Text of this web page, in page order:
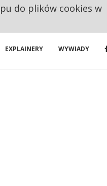
EXPLAINERY WYWIADY
do plików cookies w